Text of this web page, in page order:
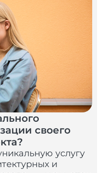
своего
услугу
и